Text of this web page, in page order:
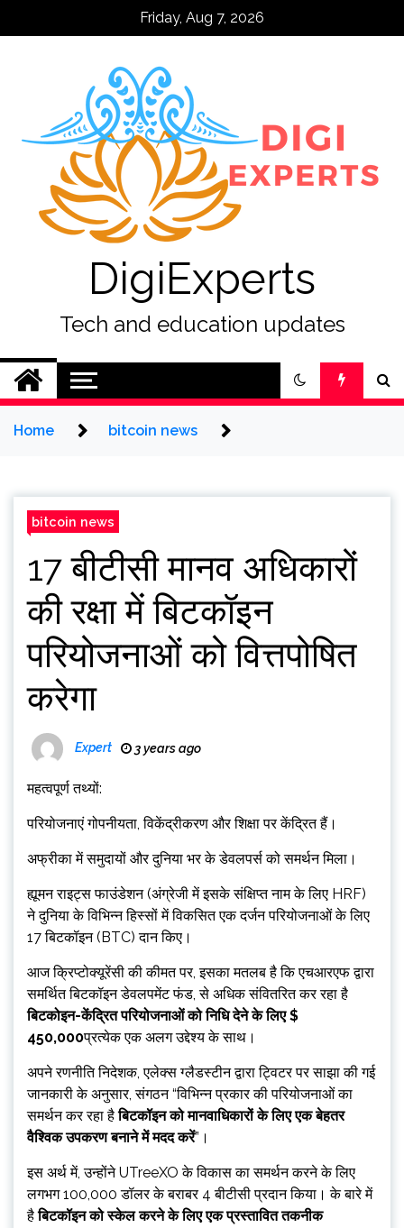
Friday, Aug 7, 2026
DigiExperts
Tech and education updates
Home bitcoin news
bitcoin news
17 बीटीसी मानव अधिकारों
की रक्षा में बिटकॉइन
परियोजनाओं को वित्तपोषित
करेगा
Expert 3 years ago
महत्वपूर्ण तथ्यों:
परियोजनाएं गोपनीयता, विकेंद्रीकरण और शिक्षा पर केंद्रित हैं।
अफ्रीका में समुदायों और दुनिया भर के डेवलपर्स को समर्थन मिला।
ह्यूमन राइट्स फाउंडेशन (अंग्रेजी में इसके संक्षिप्त नाम के लिए HRF)
ने दुनिया के विभिन्न हिस्सों में विकसित एक दर्जन परियोजनाओं के लिए
17 बिटकॉइन (BTC) दान किए।
आज क्रिप्टोक्यूरेंसी की कीमत पर, इसका मतलब है कि एचआरएफ द्वारा
समर्थित बिटकॉइन डेवलपमेंट फंड, से अधिक संवितरित कर रहा है
बिटकोइन-केंद्रित परियोजनाओं को निधि देने के लिए $
450,000प्रत्येक एक अलग उद्देश्य के साथ।
अपने रणनीति निदेशक, एलेक्स ग्लैडस्टीन द्वारा ट्विटर पर साझा की गई
जानकारी के अनुसार, संगठन “विभिन्न प्रकार की परियोजनाओं का
समर्थन कर रहा हैबिटकॉइन को मानवाधिकारों के लिए एक बेहतर
वैश्विक उपकरण बनाने में मदद करें”।
इस अर्थ में, उन्होंने UTreeXO के विकास का समर्थन करने के लिए
लगभग 100,000 डॉलर के बराबर 4 बीटीसी प्रदान किया। के बारे में
हैबिटकॉइन को स्केल करने के लिए एक प्रस्तावित तकनीक